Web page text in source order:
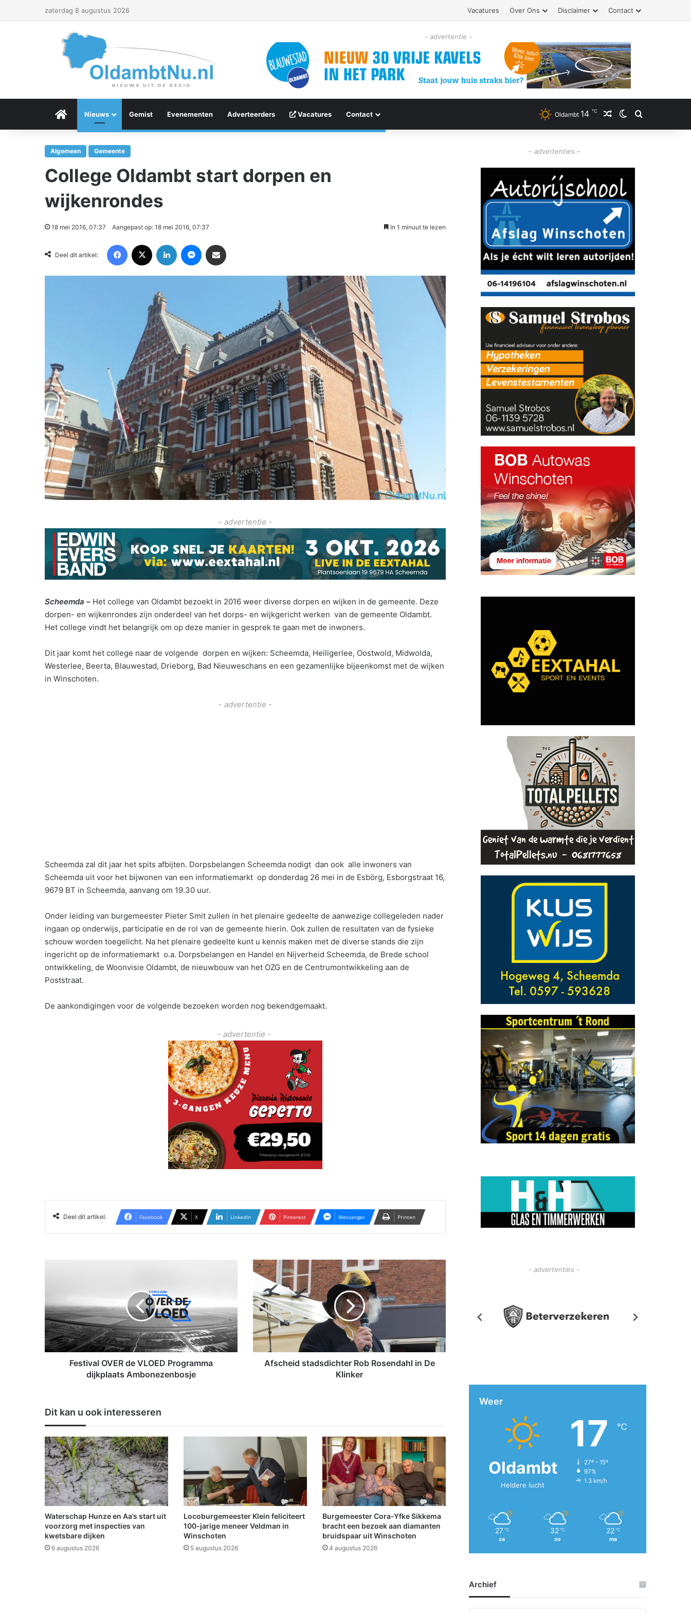
zaterdag 8 augustus 2026 Vacatures Over Ons Disclaimer Contact
- advertentie -
Menu Item
Nieuws Gemist Evenementen Adverteerders Vacatures Contact Oldambt 14 ℃ Willekeurig artikel
Switch skin
Zoeken
Algemeen Gemeente
College Oldambt start dorpen en
wijkenrondes
18 mei 2016, 07:37 Aangepast op: 18 mei 2016, 07:37 In 1 minuut te lezen
Deel dit artikel:
- advertentie -
Scheemda – Het college van Oldambt bezoekt in 2016 weer diverse dorpen en wijken in de gemeente. Deze
dorpen- en wijkenrondes zijn onderdeel van het dorps- en wijkgericht werken van de gemeente Oldambt.
Het college vindt het belangrijk om op deze manier in gesprek te gaan met de inwoners.
Dit jaar komt het college naar de volgende dorpen en wijken: Scheemda, Heiligerlee, Oostwold, Midwolda,
Westerlee, Beerta, Blauwestad, Drieborg, Bad Nieuweschans en een gezamenlijke bijeenkomst met de wijken
in Winschoten.
- advertentie -
Scheemda zal dit jaar het spits afbijten. Dorpsbelangen Scheemda nodigt dan ook alle inwoners van
Scheemda uit voor het bijwonen van een informatiemarkt op donderdag 26 mei in de Esbörg, Esborgstraat 16,
9679 BT in Scheemda, aanvang om 19.30 uur.
Onder leiding van burgemeester Pieter Smit zullen in het plenaire gedeelte de aanwezige collegeleden nader
ingaan op onderwijs, participatie en de rol van de gemeente hierin. Ook zullen de resultaten van de fysieke
schouw worden toegelicht. Na het plenaire gedeelte kunt u kennis maken met de diverse stands die zijn
ingericht op de informatiemarkt o.a. Dorpsbelangen en Handel en Nijverheid Scheemda, de Brede school
ontwikkeling, de Woonvisie Oldambt, de nieuwbouw van het OZG en de Centrumontwikkeling aan de
Poststraat.
De aankondigingen voor de volgende bezoeken worden nog bekendgemaakt.
- advertentie -
Deel dit artikel: Facebook X LinkedIn Pinterest Messenger Printen
i
v
a
l
O
V
L
O
E
D
P
r
o
g
r
a
m
m
Festival OVER de VLOED Programma
dijkplaats Ambonezenbosje
A
f
c
h
e
d
s
c
h
t
e
r
o
b
R
o
Afscheid stadsdichter Rob Rosendahl in De
Klinker
Dit kan u ook interesseren
Waterschap Hunze en Aa’s start uit
voorzorg met inspecties van
kwetsbare dijken
6 augustus 2026
Locoburgemeester Klein feliciteert
100-jarige meneer Veldman in
Winschoten
5 augustus 2026
Burgemeester Cora-Yfke Sikkema
bracht een bezoek aan diamanten
bruidspaar uit Winschoten
4 augustus 2026
– advertenties –
- advertenties -
Weer
Oldambt
Heldere lucht
17 ℃
27º - 15º
97%
1.3 km/h
27 ℃
za
32 ℃
zo
22 ℃
ma
Archief